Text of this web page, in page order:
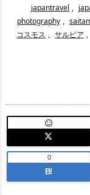
japantravel ,
photography ,
コスモス , サルビア ,

B!
0